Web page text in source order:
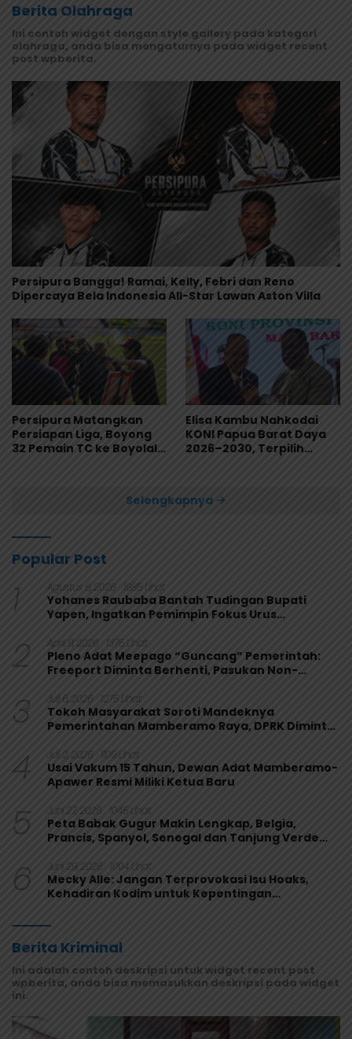
Berita Olahraga
Ini contoh widget dengan style gallery pada kategori
olahraga, anda bisa mengaturnya pada widget recent
post wpberita.
Persipura Bangga! Ramai, Kelly, Febri dan Reno
Dipercaya Bela Indonesia All-Star Lawan Aston Villa
Persipura Matangkan
Persiapan Liga, Boyong
32 Pemain TC ke Boyolali
Elisa Kambu Nahkodai
KONI Papua Barat Daya
2026–2030, Terpilih
Selengkapnya
Popular Post
1 Agustus 6, 2026 1985 Lihat
Yohanes Raubaba Bantah Tudingan Bupati
Yapen, Ingatkan Pemimpin Fokus Urus
2 April 9, 2026 1375 Lihat
Pleno Adat Meepago “Guncang” Pemerintah:
Freeport Diminta Berhenti, Pasukan Non-
3 Juli 6, 2026 1275 Lihat
Tokoh Masyarakat Soroti Mandeknya
Pemerintahan Mamberamo Raya, DPRK Diminta
4 Juli 2, 2026 1109 Lihat
Usai Vakum 15 Tahun, Dewan Adat Mamberamo-
Apawer Resmi Miliki Ketua Baru
5 Juni 27, 2026 1045 Lihat
Peta Babak Gugur Makin Lengkap, Belgia,
Prancis, Spanyol, Senegal dan Tanjung Verde
6 Juni 29, 2026 1004 Lihat
Mecky Alle: Jangan Terprovokasi Isu Hoaks,
Kehadiran Kodim untuk Kepentingan
Berita Kriminal
Ini adalah contoh deskripsi untuk widget recent post
wpberita, anda bisa memasukkan deskripsi pada widget
ini.